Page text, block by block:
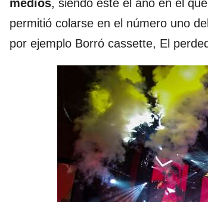
medios, siendo éste el año en el
permitió colarse en el número uno
por ejemplo Borró cassette, El